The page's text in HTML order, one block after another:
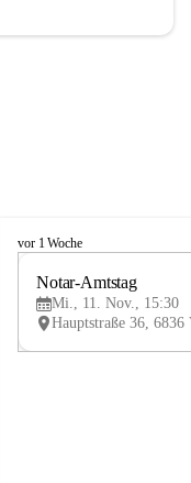
V
vor 1 Woche
Notar-Amtstag
Mi., 11. Nov., 15:30